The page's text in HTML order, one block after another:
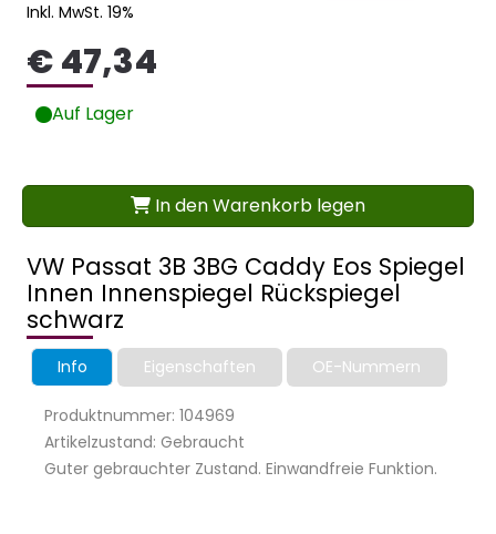
VW Passat 3B 3BG Caddy Eos Spiegel
Innen Innenspiegel Rückspiegel
schwarz
Info Eigenschaften OE-Nummern
Produktnummer: 104969
Artikelzustand: Gebraucht
Guter gebrauchter Zustand. Einwandfreie Funktion.
Inkl. MwSt. 19%
€ 47,34
Auf Lager
In den Warenkorb legen